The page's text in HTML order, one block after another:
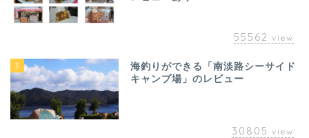
55562 view
3
海釣りができる「南淡路シーサイド
キャンプ場」のレビュー
30805 view